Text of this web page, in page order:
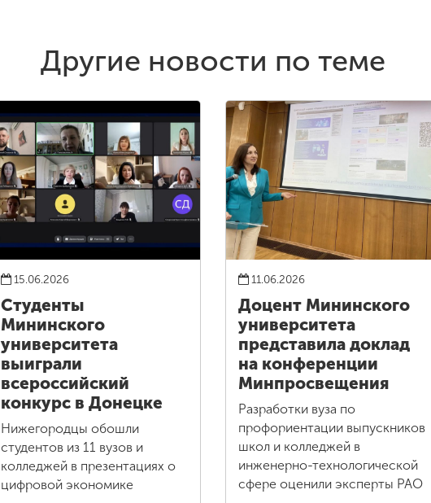
Другие новости по теме
15.06.2026
Студенты
Мининского
университета
выиграли
всероссийский
конкурс в Донецке
Нижегородцы обошли
студентов из 11 вузов и
колледжей в презентациях о
цифровой экономике
11.06.2026
Доцент Мининского
университета
представила доклад
на конференции
Минпросвещения
Разработки вуза по
профориентации выпускников
школ и колледжей в
инженерно-технологической
сфере оценили эксперты РАО